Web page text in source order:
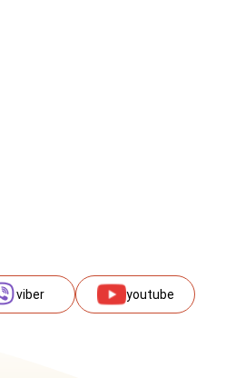
viber youtube